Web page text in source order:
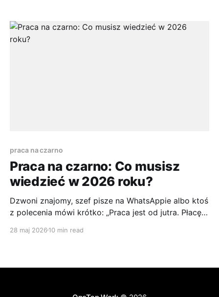
„wypowiedzenie a L4” krąży mnóstwo uproszczeń,
półprawd i rad typu „na chorobowym jesteś
praca na czarno
Praca na czarno: Co musisz
wiedzieć w 2026 roku?
Dzwoni znajomy, szef pisze na WhatsAppie albo ktoś
z polecenia mówi krótko: „Praca jest od jutra. Płacę
pod presją rachunków, wynajmu albo po prostu
czekasz na umowę, nie wypełniasz
28 maj 2026 10 min read